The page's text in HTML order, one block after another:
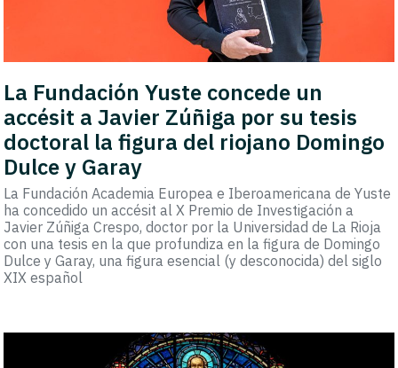
La Fundación Yuste concede un
accésit a Javier Zúñiga por su tesis
doctoral la figura del riojano Domingo
Dulce y Garay
La Fundación Academia Europea e Iberoamericana de Yuste
ha concedido un accésit al X Premio de Investigación a
Javier Zúñiga Crespo, doctor por la Universidad de La Rioja
con una tesis en la que profundiza en la figura de Domingo
Dulce y Garay, una figura esencial (y desconocida) del siglo
XIX español